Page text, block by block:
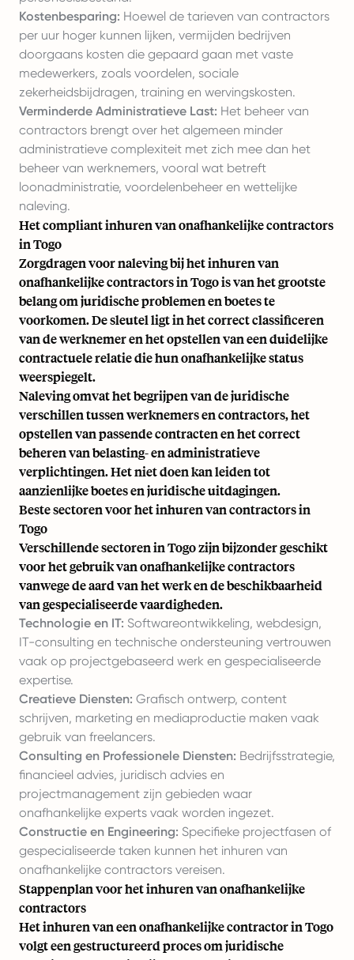
Kostenbesparing: Hoewel de tarieven van contractors
per uur hoger kunnen lijken, vermijden bedrijven
doorgaans kosten die gepaard gaan met vaste
medewerkers, zoals voordelen, sociale
zekerheidsbijdragen, training en wervingskosten.
Verminderde Administratieve Last: Het beheer van
contractors brengt over het algemeen minder
administratieve complexiteit met zich mee dan het
beheer van werknemers, vooral wat betreft
loonadministratie, voordelenbeheer en wettelijke
naleving.
Het compliant inhuren van onafhankelijke contractors
in Togo
Zorgdragen voor naleving bij het inhuren van
onafhankelijke contractors in Togo is van het grootste
belang om juridische problemen en boetes te
voorkomen. De sleutel ligt in het correct classificeren
van de werknemer en het opstellen van een duidelijke
contractuele relatie die hun onafhankelijke status
weerspiegelt.
Naleving omvat het begrijpen van de juridische
verschillen tussen werknemers en contractors, het
opstellen van passende contracten en het correct
beheren van belasting- en administratieve
verplichtingen. Het niet doen kan leiden tot
aanzienlijke boetes en juridische uitdagingen.
Beste sectoren voor het inhuren van contractors in
Togo
Verschillende sectoren in Togo zijn bijzonder geschikt
voor het gebruik van onafhankelijke contractors
vanwege de aard van het werk en de beschikbaarheid
van gespecialiseerde vaardigheden.
Technologie en IT: Softwareontwikkeling, webdesign,
IT-consulting en technische ondersteuning vertrouwen
vaak op projectgebaseerd werk en gespecialiseerde
expertise.
Creatieve Diensten: Grafisch ontwerp, content
schrijven, marketing en mediaproductie maken vaak
gebruik van freelancers.
Consulting en Professionele Diensten: Bedrijfsstrategie,
financieel advies, juridisch advies en
projectmanagement zijn gebieden waar
onafhankelijke experts vaak worden ingezet.
Constructie en Engineering: Specifieke projectfasen of
gespecialiseerde taken kunnen het inhuren van
onafhankelijke contractors vereisen.
Stappenplan voor het inhuren van onafhankelijke
contractors
Het inhuren van een onafhankelijke contractor in Togo
volgt een gestructureerd proces om juridische